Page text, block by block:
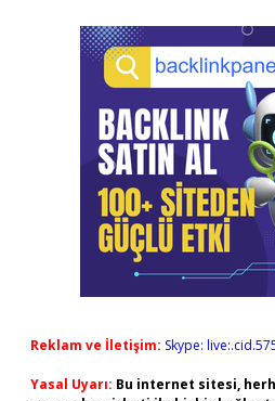
Reklam ve İletişim: Skype:
Yasal Uyarı: Bu internet sitesi,